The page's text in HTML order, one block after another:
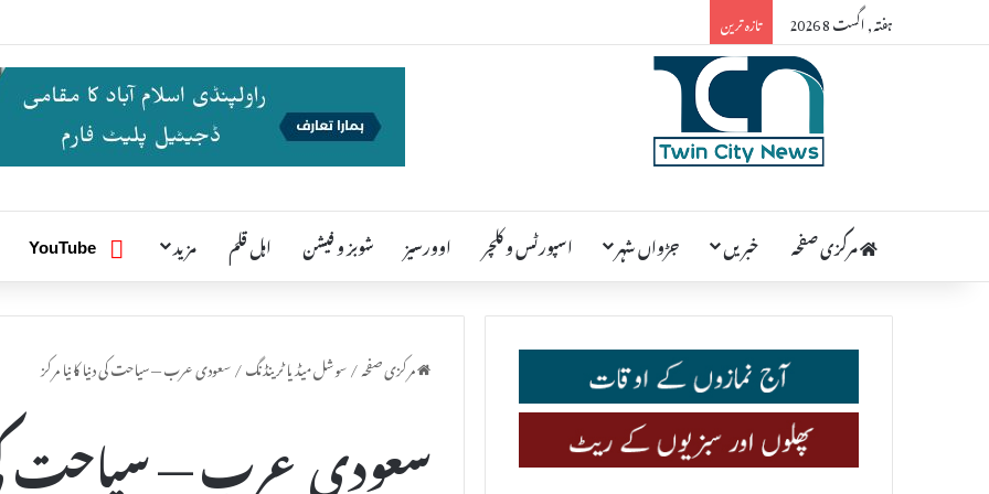
ہفتہ, اگست 8 2026 تازہ ترین
مرکزی صفحہ خبریں جڑواں شہر اسپورٹس و کلچر اوورسیز شوبز و فیشن اہل قلم مزید یوٹیوب
YouTube
مرکزی صفحہ/سوشل میڈیا ٹرینڈنگ/سعودی عرب — سیاحت کی دنیا کا نیا مرکز
سعودی عرب — سیاحت کی